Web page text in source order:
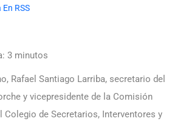
RSS
3 minutos
Rafael Santiago Larriba, secretario del
y vicepresidente de la Comisión
Colegio de Secretarios, Interventores y